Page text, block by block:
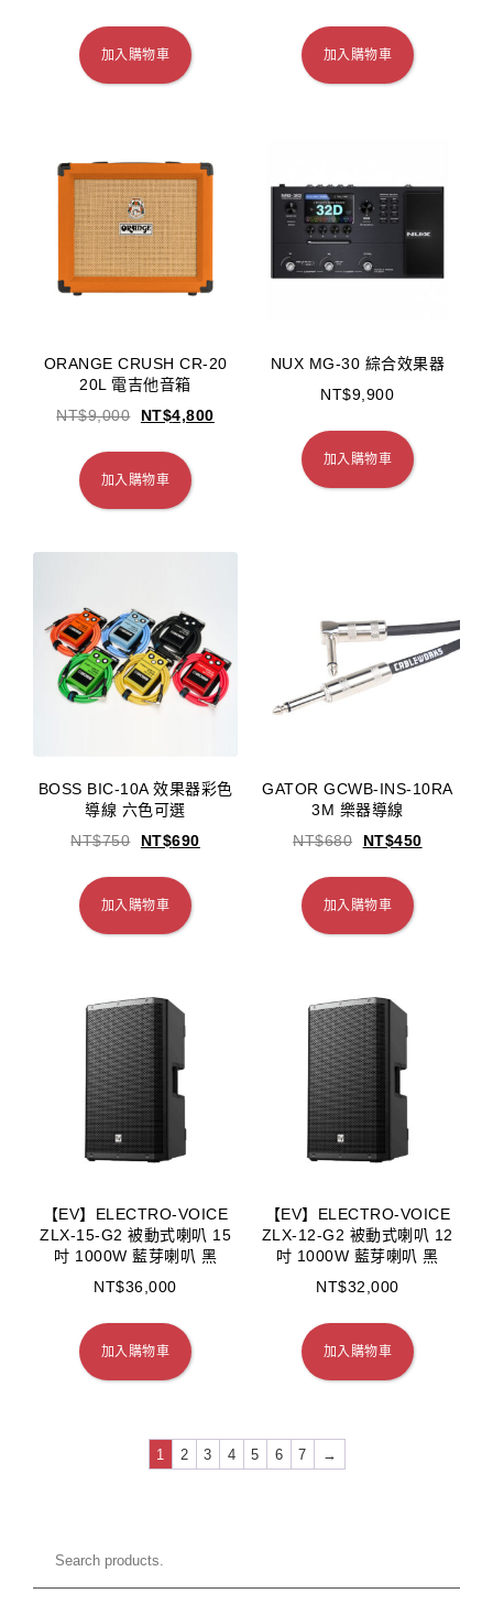
加入購物車 加入購物車
ORANGE CRUSH CR-20
20L 電吉他音箱
NT$9,000 NT$4,800
加入購物車
NUX MG-30 綜合效果器
NT$9,900
加入購物車
BOSS BIC-10A 效果器彩色
導線 六色可選
NT$750 NT$690
加入購物車
GATOR GCWB-INS-10RA
3M 樂器導線
NT$680 NT$450
加入購物車
【EV】ELECTRO-VOICE
ZLX-15-G2 被動式喇叭 15
吋 1000W 藍芽喇叭 黑
NT$36,000
加入購物車
【EV】ELECTRO-VOICE
ZLX-12-G2 被動式喇叭 12
吋 1000W 藍芽喇叭 黑
NT$32,000
加入購物車
1 2 3 4 5 6 7 →